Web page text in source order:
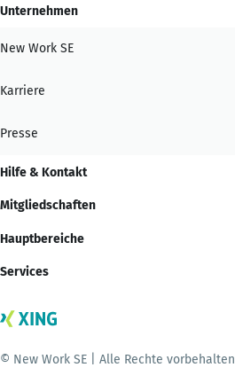
Unternehmen
New Work SE
Karriere
Presse
Hilfe & Kontakt
Mitgliedschaften
Hauptbereiche
Services
© New Work SE | Alle Rechte vorbehalten